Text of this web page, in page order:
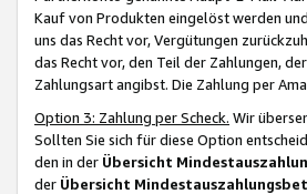
Kauf von Produkten eingelöst werden
uns das Recht vor, Vergütungen
das Recht vor, den Teil der Zahlungen,
Zahlungsart angibst. Die Zahlung per
Option 3: Zahlung per Scheck. Wir
Sollten Sie sich für diese Option
den in der Übersicht
der Übersicht